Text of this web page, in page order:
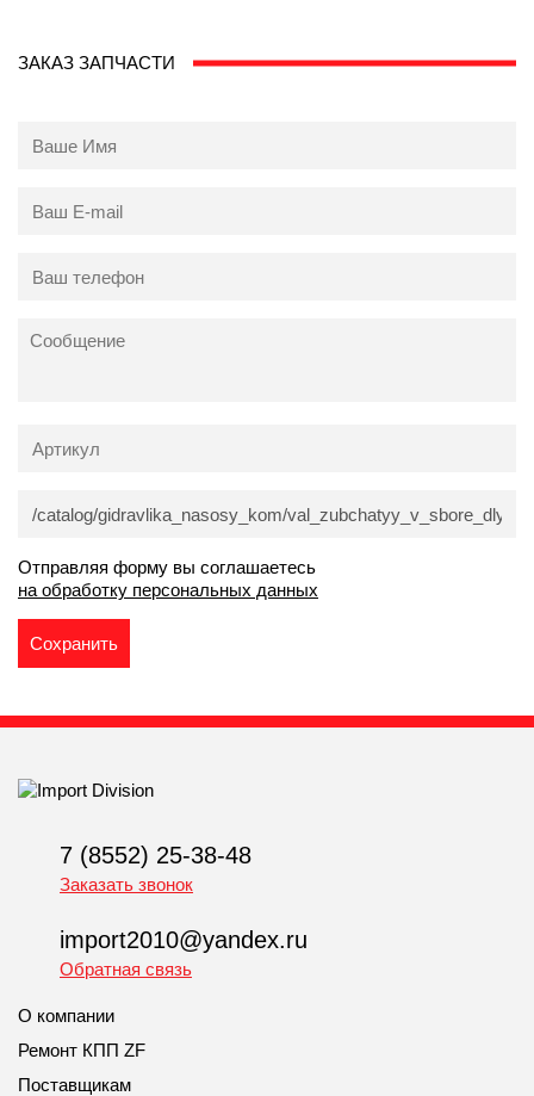
ЗАКАЗ ЗАПЧАСТИ
Отправляя форму вы соглашаетесь
на обработку персональных данных
7 (8552) 25-38-48
Заказать звонок
import2010@yandex.ru
Обратная связь
О компании
Ремонт КПП ZF
Поставщикам